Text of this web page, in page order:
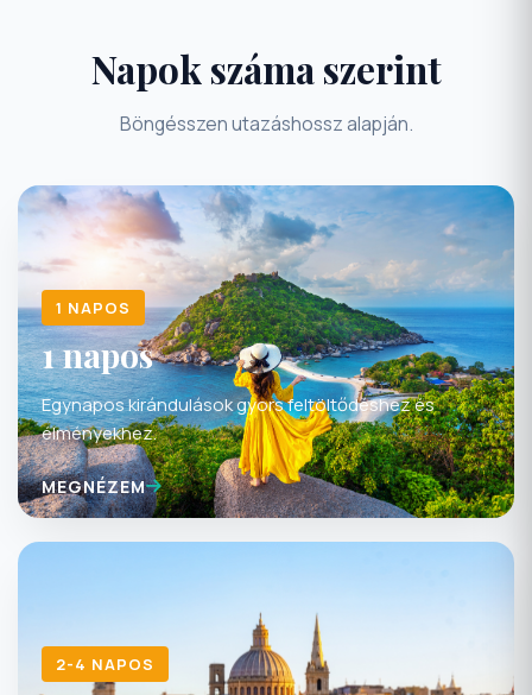
Napok száma szerint
Böngésszen utazáshossz alapján.
1 NAPOS
1 napos
Egynapos kirándulások gyors feltöltődéshez és
élményekhez.
MEGNÉZEM
2-4 NAPOS